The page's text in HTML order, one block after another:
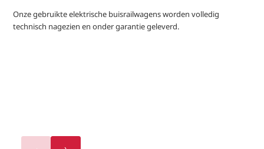
Onze gebruikte elektrische buisrailwagens worden volledig
technisch nagezien en onder garantie geleverd.